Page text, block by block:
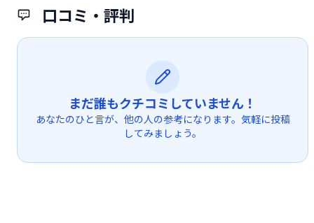
口コミ・評判
まだ誰もクチコミしていません！
あなたのひと言が、他の人の参考になります。気軽に投稿
してみましょう。